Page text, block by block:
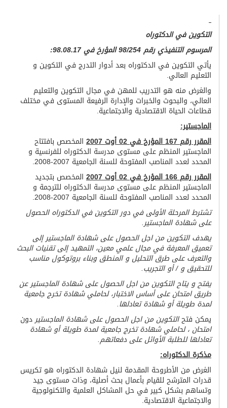
التكوين في الدكتوراه
المرسوم التنفيذي رقم 98/254 المؤرخ في 98.08.17:
يأتي التكوين في الدكتوراه بعد أدوار التدرج في التكوين و
التعليم العالي.
والغرض منه هو التدريب للمهن في مجال التكوين والتعليم
العالي، والبحوث والخبرات والإدارة الرفيعة المستوى في مختلف
قطاعات الحياة الاقتصادية والاجتماعية.
الماجستير:
المقرر رقم 167 المؤرخ في 02 أوت 2007
المخصص بافتتاح
الماجستير المنظم على مستوى مدرسة الدكتوراه للفرنسية و
المحدد لعدد المناصب المفتوحة للسنة الجامعية 2007-2008.
المقرر رقم 166 المؤرخ في 02 أوت 2007
المخصص بتجديد
الماجستير المنظم على مستوى مدرسة الدكتوراه للترجمة و
المحدد لعدد المناصب المفتوحة للسنة الجامعية 2007-2008.
تشترط المرحلة الأولى في دور التكوين في الدكتوراه الحصول
على شهادة الماجستير.
يهدف التكوين من اجل الحصول على شهادة الماجستير إلى
تعميقالمعرفة في مجال علمي معين، التمهيد إلى تقنيات البحث
والتعرف علىطرق التحليل و المنطق وبناءبروتوكولمناسب
للتحقيق و/أوالتجريب.
يفتح و يتاح التكوين من اجل الحصول على شهادة الماجستير عن
طريق امتحان على أساس الاختبار، لحاملي شهادة تخرج جامعية
لمدة طويلة أو شهادة تعادلها.
يمكن فتحالتكوين من اجل الحصول على شهادة الماجستيردون
امتحان ، لحاملي شهادة تخرج جامعية لمدة طويلة أو شهادة
تعادلها للطلبة الأوائل على دفعاتهم.
مذكرة الدكتوراه:
الغرض من الأطروحة المقدمة لنيل شهادة الدكتوراه هو تكريس
قدرات المترشح للقيام بأعمال بحث أصلية، وذات مستوى جيد
وتساهم بشكل كبير في حل المشاكل العلمية والتكنولوجية
والاجتماعية الاقتصادية.